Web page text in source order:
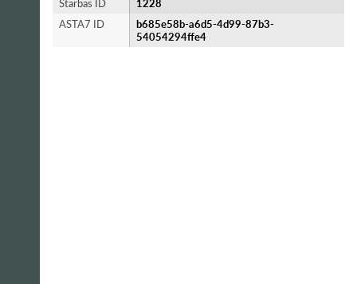
Starbas ID
1228
ASTA7 ID
b685e58b-a6d5-4d99-87b3-
54054294ffe4